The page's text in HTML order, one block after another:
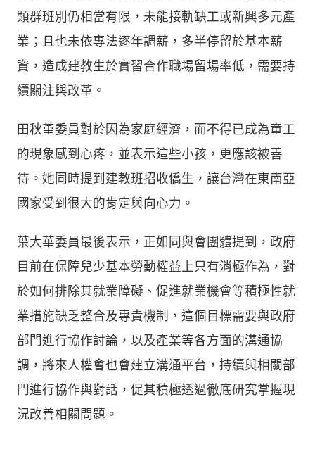
類群班別仍相當有限，未能接軌缺工或新興多元產
業；且也未依專法逐年調薪，多半停留於基本薪
資，造成建教生於實習合作職場留場率低，需要持
續關注與改革。
田秋堇委員對於因為家庭經濟，而不得已成為童工
的現象感到心疼，並表示這些小孩，更應該被善
待。她同時提到建教班招收僑生，讓台灣在東南亞
國家受到很大的肯定與向心力。
葉大華委員最後表示，正如同與會團體提到，政府
目前在保障兒少基本勞動權益上只有消極作為，對
於如何排除其就業障礙、促進就業機會等積極性就
業措施缺乏整合及專責機制，這個目標需要與政府
部門進行協作討論，以及產業等各方面的溝通協
調，將來人權會也會建立溝通平台，持續與相關部
門進行協作與對話，促其積極透過徹底研究掌握現
況改善相關問題。